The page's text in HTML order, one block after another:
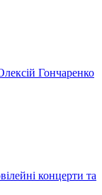
Гончаренко
концерти та